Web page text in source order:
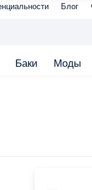
Блог
Баки Моды